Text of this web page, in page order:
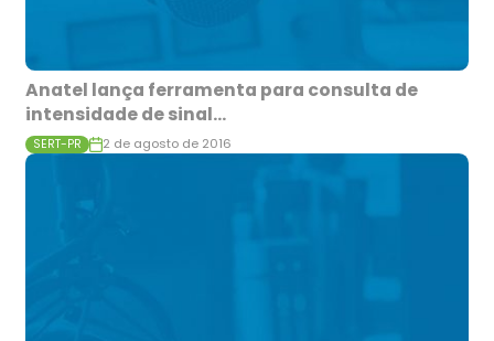
Anatel lança ferramenta para consulta de
intensidade de sinal...
SERT-PR 2 de agosto de 2016